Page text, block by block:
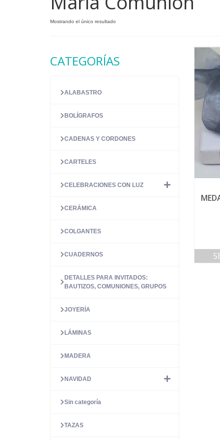
Mostrando el único resultado
CATEGORÍAS
ALABASTRO
BOLÍGRAFOS
CADENAS Y CORDONES
CARTELES
CELEBRACIONES CON LUZ
CERÁMICA
COLGANTES
CUADERNOS
DETALLES PARA INVITADOS:
BAUTIZOS, COMUNIONES, GRUPOS
JOYERÍA
LÁMINAS
MADERA
NAVIDAD
Sin categoría
TAZAS